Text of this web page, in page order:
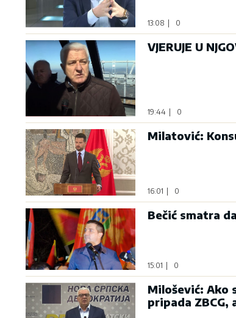
13:08 0
VJERUJE U
19:44 | 0
Milatović:
16:01 | 0
Bečić smatra
15:01 0
Milošević: Ako
pripada ZBCG,